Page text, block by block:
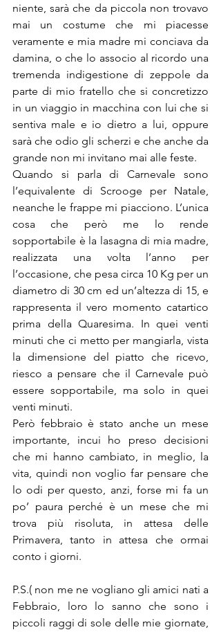
niente, sarà che da piccola non trovavo
mai un costume che mi piacesse
veramente e mia madre mi conciava da
damina, o che lo associo al ricordo una
tremenda indigestione di zeppole da
parte di mio fratello che si concretizzo
in un viaggio in macchina con lui che si
sentiva male e io dietro a lui, oppure
sarà che odio gli scherzi e che anche da
grande non mi invitano mai alle feste.
Quando si parla di Carnevale sono
l’equivalente di Scrooge per Natale,
neanche le frappe mi piacciono. L’unica
cosa che però me lo rende
sopportabile è la lasagna di mia madre,
realizzata una volta l’anno per
l’occasione, che pesa circa 10 Kg per un
diametro di 30 cm ed un’altezza di 15, e
rappresenta il vero momento catartico
prima della Quaresima. In quei venti
minuti che ci metto per mangiarla, vista
la dimensione del piatto che ricevo,
riesco a pensare che il Carnevale può
essere sopportabile, ma solo in quei
venti minuti.
Però febbraio è stato anche un mese
importante, incui ho preso decisioni
che mi hanno cambiato, in meglio, la
vita, quindi non voglio far pensare che
lo odi per questo, anzi, forse mi fa un
po’ paura perché è un mese che mi
trova più risoluta, in attesa delle
Primavera, tanto in attesa che ormai
conto i giorni.
P.S.( non me ne vogliano gli amici nati a
Febbraio, loro lo sanno che sono i
piccoli raggi di sole delle mie giornate,